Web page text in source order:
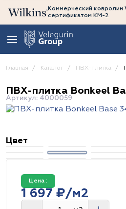
Коммерческий ковролин
сертификатом КМ-2
Главная Каталог ПВХ-плитка
ПВХ-плитка Bonkeel
Артикул: 4000059
Цвет
Цена :
1 697 ₽/м2